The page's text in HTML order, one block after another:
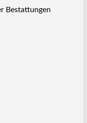
Bestattungen